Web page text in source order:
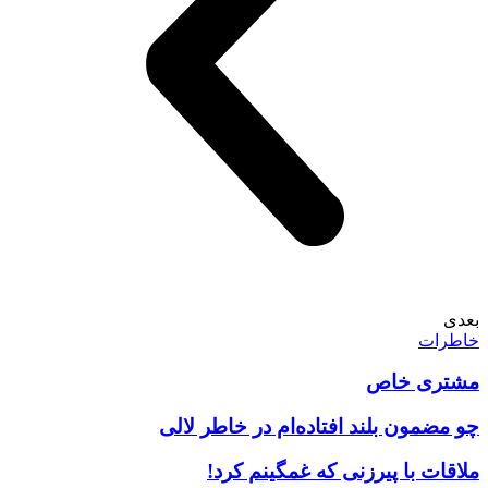
بعدی
خاطرات
مشتری خاص
چو مضمون بلند افتاده‌ام در خاطر لالی
ملاقات با پیرزنی که غمگینم کرد!